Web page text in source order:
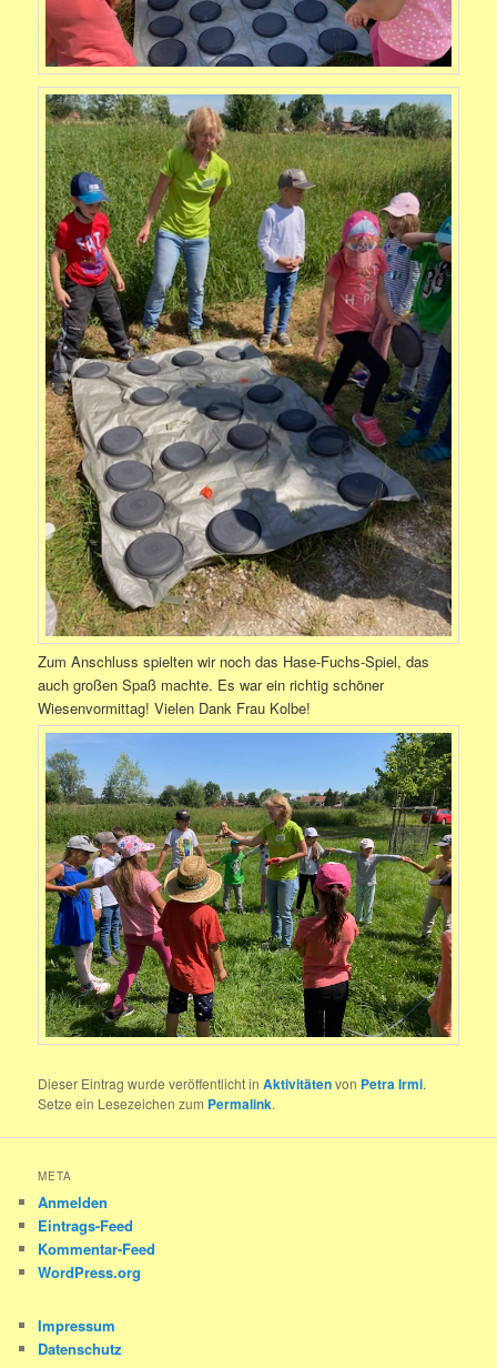
Zum Anschluss spielten wir noch das Hase-Fuchs-Spiel, das
auch großen Spaß machte. Es war ein richtig schöner
Wiesenvormittag! Vielen Dank Frau Kolbe!
Dieser Eintrag wurde veröffentlicht inAktivitätenvon Petra Irmi.
Setze ein Lesezeichen zum Permalink.
META
Anmelden
Eintrags-Feed
Kommentar-Feed
WordPress.org
Impressum
Datenschutz